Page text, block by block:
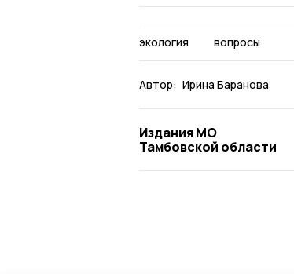
экология вопросы
Автор: Ирина Баранова
Издания МО
Тамбовской области